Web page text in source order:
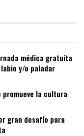
médica gratuita
y/o paladar
promueve la cultura
gran desafío para